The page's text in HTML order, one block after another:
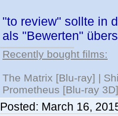
"to review" sollte in
als "Bewerten"
Recently bought films:
The Matrix [Blu-ray] |
Prometheus [Blu-ray
Posted: March 16,